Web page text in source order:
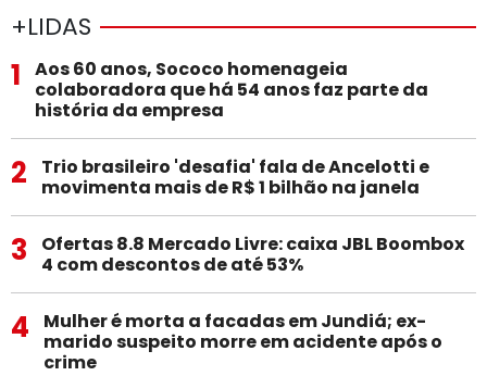
+LIDAS
1
Aos 60 anos, Sococo homenageia
colaboradora que há 54 anos faz parte da
história da empresa
2
Trio brasileiro 'desafia' fala de Ancelotti e
movimenta mais de R$ 1 bilhão na janela
3
Ofertas 8.8 Mercado Livre: caixa JBL Boombox
4 com descontos de até 53%
4
Mulher é morta a facadas em Jundiá; ex-
marido suspeito morre em acidente após o
crime